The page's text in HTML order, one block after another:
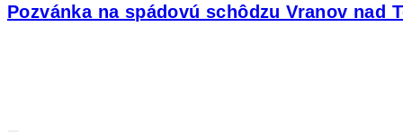
Pozvánka na spádovú schôdzu Vranov